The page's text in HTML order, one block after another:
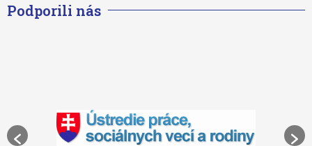
Podporili nás